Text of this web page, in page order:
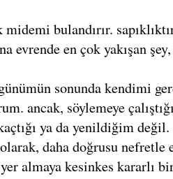
bulandırır.
evrende en çok yakışan
sonunda kendimi
ancak, söylemeye
ya da yenildiğim
daha doğrusu
almaya kesinkes kararlı